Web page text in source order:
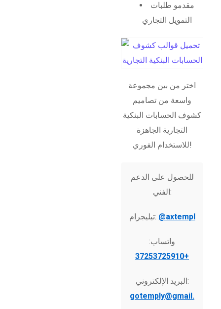
مقدمو طلبات
التمويل التجاري
اختر من بين مجموعة
واسعة من تصاميم
كشوف الحسابات البنكية
التجارية الجاهزة
للاستخدام الفوري!
للحصول على الدعم
الفني:
تيليجرام: @axtempl
واتساب:
+37253725910
البريد الإلكتروني:
gotemply@gmail.